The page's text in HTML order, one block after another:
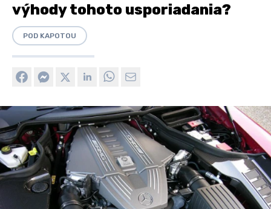
výhody tohoto usporiadania?
POD KAPOTOU